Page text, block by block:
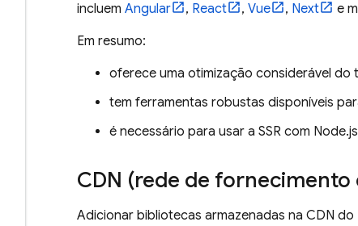
incluem Angular , React , Vue , Next
e
Em resumo:
oferece uma otimização considerável do
tem ferramentas robustas disponíveis
é necessário para usar a SSR com
CDN (rede de fornecimento
Adicionar bibliotecas armazenadas na CDN